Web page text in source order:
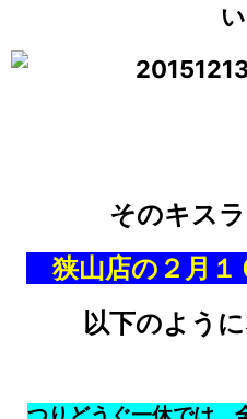
い
そのキス
狭山店の２月１
以下のよう